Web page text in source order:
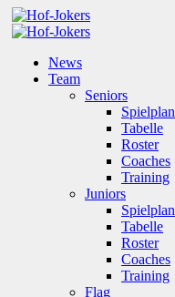
News
Team
Seniors
Spielplan
Tabelle
Roster
Coaches
Training
Juniors
Spielplan
Tabelle
Roster
Coaches
Training
Flag